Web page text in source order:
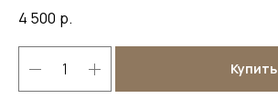
4 500 р.
Купить